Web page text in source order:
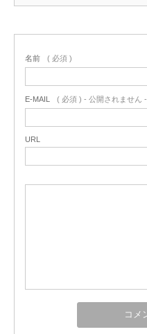
名前 ( 必須 )
E-MAIL ( 必須 ) - 公開されません -
URL